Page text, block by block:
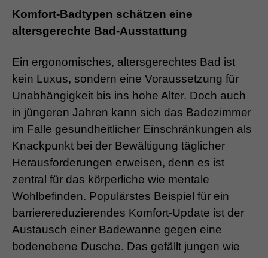
Komfort-Badtypen schätzen eine
altersgerechte Bad-Ausstattung
Ein ergonomisches, altersgerechtes Bad ist
kein Luxus, sondern eine Voraussetzung für
Unabhängigkeit bis ins hohe Alter. Doch auch
in jüngeren Jahren kann sich das Badezimmer
im Falle gesundheitlicher Einschränkungen als
Knackpunkt bei der Bewältigung täglicher
Herausforderungen erweisen, denn es ist
zentral für das körperliche wie mentale
Wohlbefinden. Populärstes Beispiel für ein
barrierereduzierendes Komfort-Update ist der
Austausch einer Badewanne gegen eine
bodenebene Dusche. Das gefällt jungen wie